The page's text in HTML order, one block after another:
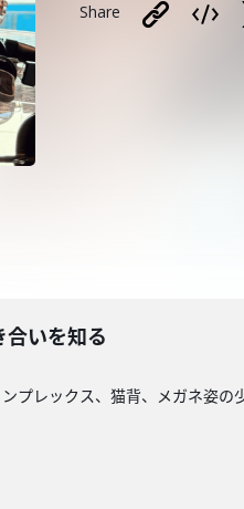
Share
いを知る
プレックス、猫背、メガネ姿の